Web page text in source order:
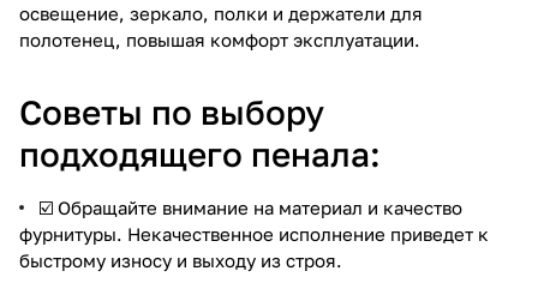
освещение, зеркало, полки и держатели для
полотенец, повышая комфорт эксплуатации.
Советы по выбору
подходящего пенала:
☑️ Обращайте внимание на материал и качество
фурнитуры. Некачественное исполнение приведет к
быстрому износу и выходу из строя.